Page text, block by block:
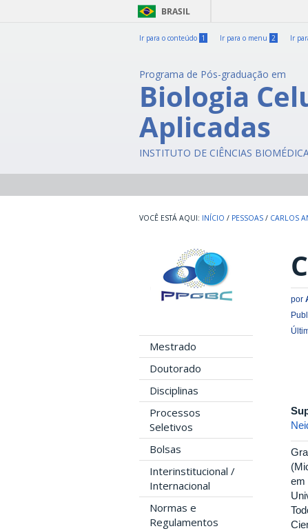
BRASIL
Ir para o conteúdo 1 Ir para o menu 2 Ir
Programa de Pós-graduação em
Biologia
Aplicadas
INSTITUTO DE CIÊNCIAS
INÍCIO / PESSOAS / CARLOS
Mestrado
Doutorado
Disciplinas
Processos
Seletivos
Bolsas
Interinstitucional /
Internacional
Normas e
Regulamentos
por
em